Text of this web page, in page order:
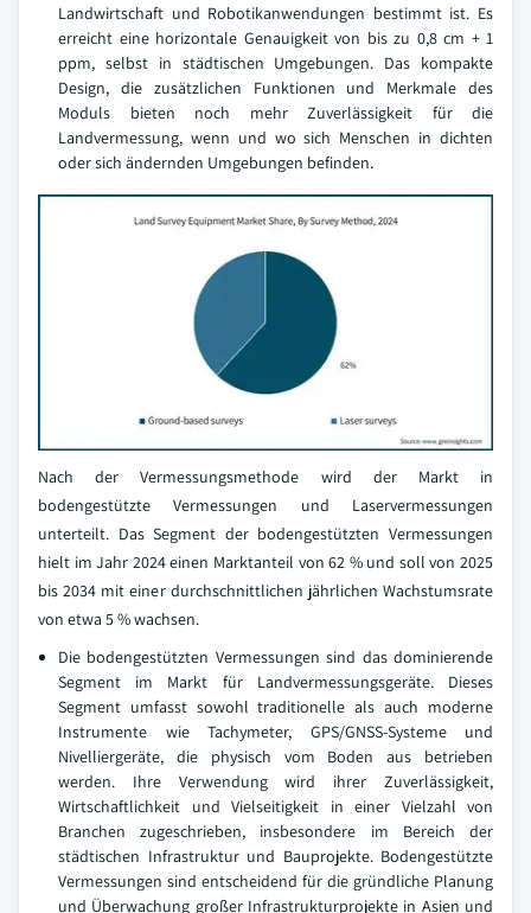
Landwirtschaft und Robotikanwendungen bestimmt ist. Es
erreicht eine horizontale Genauigkeit von bis zu 0,8 cm + 1
ppm, selbst in städtischen Umgebungen. Das kompakte
Design, die zusätzlichen Funktionen und Merkmale des
Moduls bieten noch mehr Zuverlässigkeit für die
Landvermessung, wenn und wo sich Menschen in dichten
oder sich ändernden Umgebungen befinden.
Nach der Vermessungsmethode wird der Markt in
bodengestützte Vermessungen und Laservermessungen
unterteilt. Das Segment der bodengestützten Vermessungen
hielt im Jahr 2024 einen Marktanteil von 62 % und soll von 2025
bis 2034 mit einer durchschnittlichen jährlichen Wachstumsrate
von etwa 5 % wachsen.
Die bodengestützten Vermessungen sind das dominierende
Segment im Markt für Landvermessungsgeräte. Dieses
Segment umfasst sowohl traditionelle als auch moderne
Instrumente wie Tachymeter, GPS/GNSS-Systeme und
Nivelliergeräte, die physisch vom Boden aus betrieben
werden. Ihre Verwendung wird ihrer Zuverlässigkeit,
Wirtschaftlichkeit und Vielseitigkeit in einer Vielzahl von
Branchen zugeschrieben, insbesondere im Bereich der
städtischen Infrastruktur und Bauprojekte. Bodengestützte
Vermessungen sind entscheidend für die gründliche Planung
und Überwachung großer Infrastrukturprojekte in Asien und